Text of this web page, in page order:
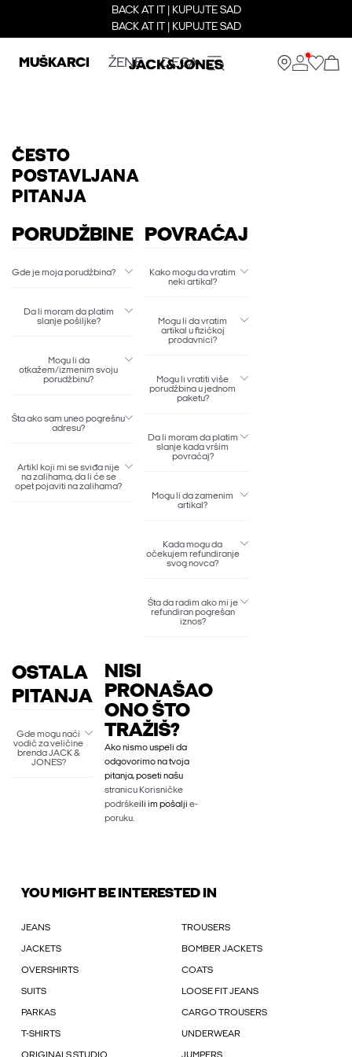
BACK AT IT | KUPUJTE SAD
BACK AT IT | KUPUJTE SAD
MUŠKARCI ŽENE DECA
ČESTO
POSTAVLJANA
PITANJA
PORUDŽBINE
Gde je moja porudžbina?
Da li moram da platim
slanje pošiljke?
Mogu li da
otkažem/izmenim svoju
porudžbinu?
Šta ako sam uneo pogrešnu
adresu?
Artikl koji mi se sviđa nije
na zalihama, da li će se
opet pojaviti na zalihama?
POVRAĆAJ
Kako mogu da vratim
neki artikal?
Mogu li da vratim
artikal u fizičkoj
prodavnici?
Mogu li vratiti više
porudžbina u jednom
paketu?
Da li moram da platim
slanje kada vršim
povraćaj?
Mogu li da zamenim
artikal?
Kada mogu da
očekujem refundiranje
svog novca?
Šta da radim ako mi je
refundiran pogrešan
iznos?
OSTALA
PITANJA
Gde mogu naći
vodič za veličine
brenda JACK &
JONES?
NISI
PRONAŠAO
ONO ŠTO
TRAŽIŠ?
Ako nismo uspeli da
odgovorimo na tvoja
pitanja, poseti našu
stranicu Korisničke
podrškeili im pošalji e-
poruku.
YOU MIGHT BE INTERESTED IN
JEANS TROUSERS
JACKETS BOMBER JACKETS
OVERSHIRTS COATS
SUITS LOOSE FIT JEANS
PARKAS CARGO TROUSERS
T-SHIRTS UNDERWEAR